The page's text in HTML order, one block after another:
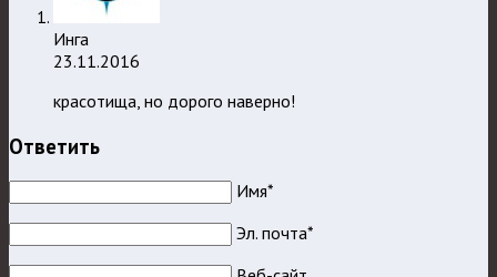
Инга
23.11.2016
красотища, но дорого наверно!
Ответить
Имя*
Эл. почта*